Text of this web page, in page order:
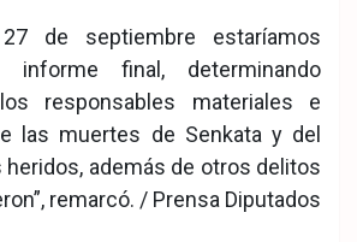
de septiembre estaríamos
informe final, determinando
responsables materiales e
las muertes de Senkata y del
además de otros delitos
remarcó. / Prensa Diputados